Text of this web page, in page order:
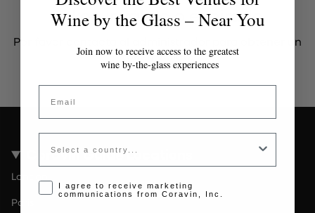
Token inválido o expirado
Por favor contacta al administrador para obtener un
token válido.
Coravin Guide Locations
London
Paris
Wine by the Glass – Near You
Join now to receive access to the greatest
wine by-the-glass experiences
Email
Country
Opt-in disclaimer
I agree to receive marketing
communications from Coravin, Inc.